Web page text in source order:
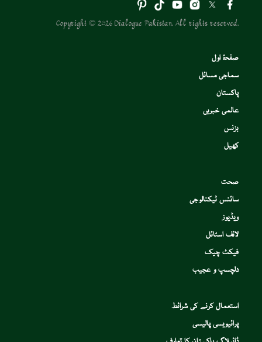
Copyright © 2026 Dialogue Pakistan. All rights reserved.
صفحۂ اول
سماجی مسائل
پاکستان
عالمی خبریں
بزنس
کھیل
صحت
سائنس ٹیکنالوجی
ویڈیوز
لائف اسٹائل
فیکٹ چیک
دلچسپ و عجیب
استعمال کرنے کی شرائط
پرائیویسی پالیسی